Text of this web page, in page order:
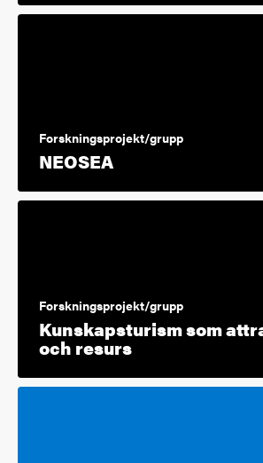
Forskningsprojekt/grupp
NEOSEA
Forskningsprojekt/grupp
Kunskapsturism som
och resurs